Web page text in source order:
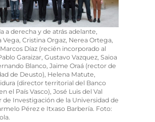
a derecha y de atrás adelante,
Vega, Cristina Orgaz, Nerea Ortega,
Díaz (recién incorporado al
Garaizar, Gustavo Vazquez, Saioa
Blanco, Jaime Oraá (rector de
de Deusto), Helena Matute,
(director territorial del Banco
el País Vasco), José Luis del Val
de Investigación de la Universidad de
Pérez e Itxaso Barbería. Foto: